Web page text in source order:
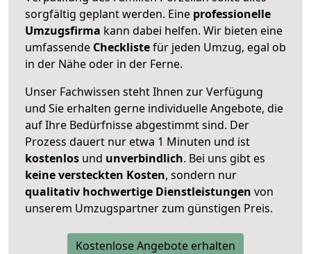
sorgfältig geplant werden. Eine professionelle
Umzugsfirma kann dabei helfen. Wir bieten eine
umfassende Checklistefür jeden Umzug, egal ob
in der Nähe oder in der Ferne.
Unser Fachwissen steht Ihnen zur Verfügung
und Sie erhalten gerne individuelle Angebote, die
auf Ihre Bedürfnisse abgestimmt sind. Der
Prozess dauert nur etwa 1 Minuten und ist
kostenlos und unverbindlich. Bei uns gibt es
keine versteckten Kosten, sondern nur
qualitativ hochwertige Dienstleistungen von
unserem Umzugspartner zum günstigen Preis.
Kostenlose Angebote erhalten